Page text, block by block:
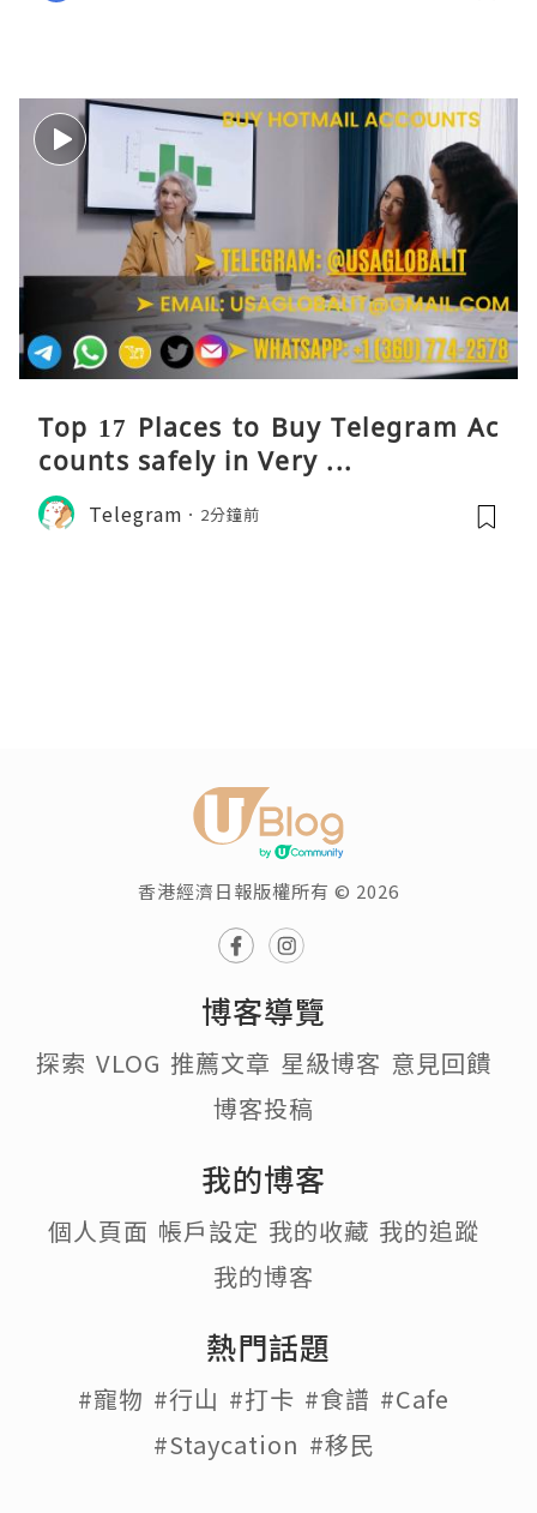
Top 17 Places to Buy Telegram Ac
counts safely in Very ...
Telegram 2分鐘前
香港經濟日報版權所有 © 2026
博客導覽
探索 VLOG 推薦文章 星級博客 意見回饋
博客投稿
我的博客
個人頁面 帳戶設定 我的收藏 我的追蹤
我的博客
熱門話題
#寵物 #行山 #打卡 #食譜 #Cafe
#Staycation #移民